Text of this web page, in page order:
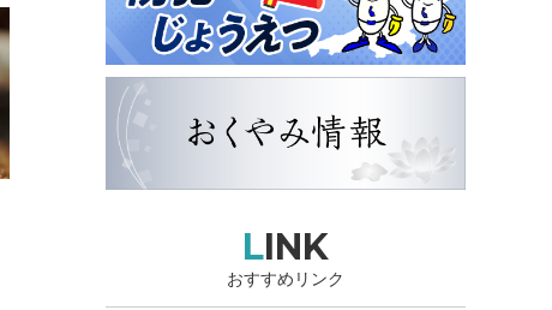
LINK
おすすめリンク